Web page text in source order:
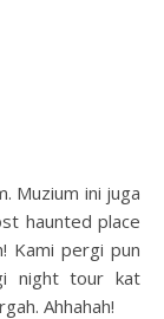
Muzium ini juga
haunted place
Kami pergi pun
night tour kat
Ahhahah!